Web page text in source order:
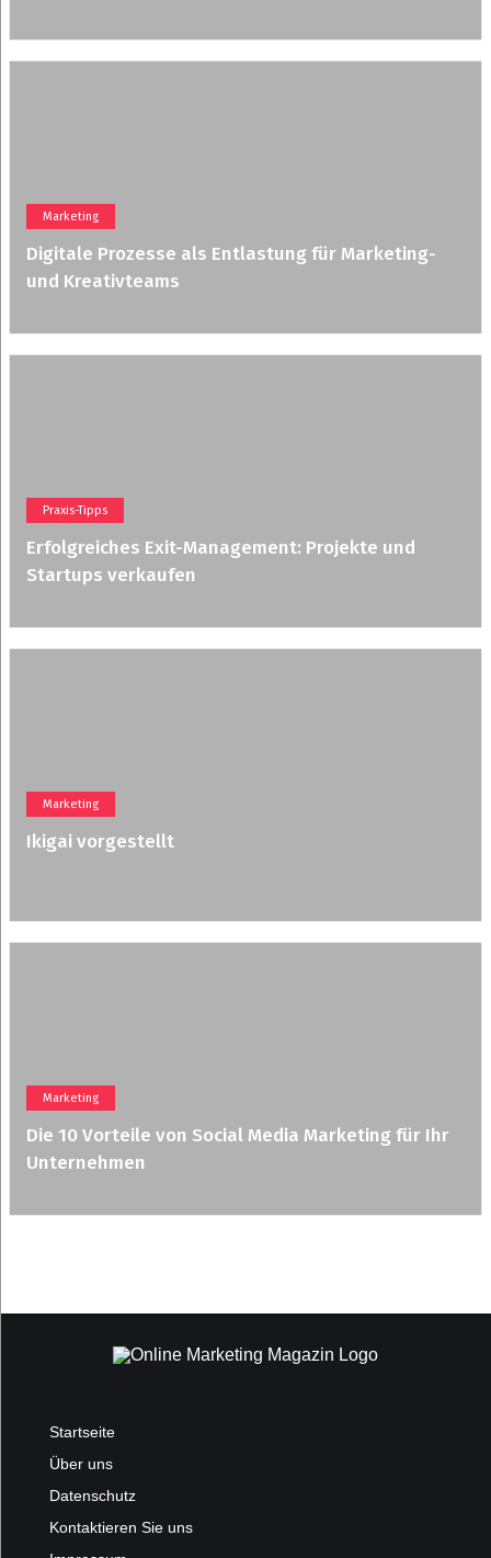
Marketing
Digitale Prozesse als Entlastung für Marketing-
und Kreativteams
Praxis-Tipps
Erfolgreiches Exit-Management: Projekte und
Startups verkaufen
Marketing
Ikigai vorgestellt
Marketing
Die 10 Vorteile von Social Media Marketing für Ihr
Unternehmen
Startseite
Über uns
Datenschutz
Kontaktieren Sie uns